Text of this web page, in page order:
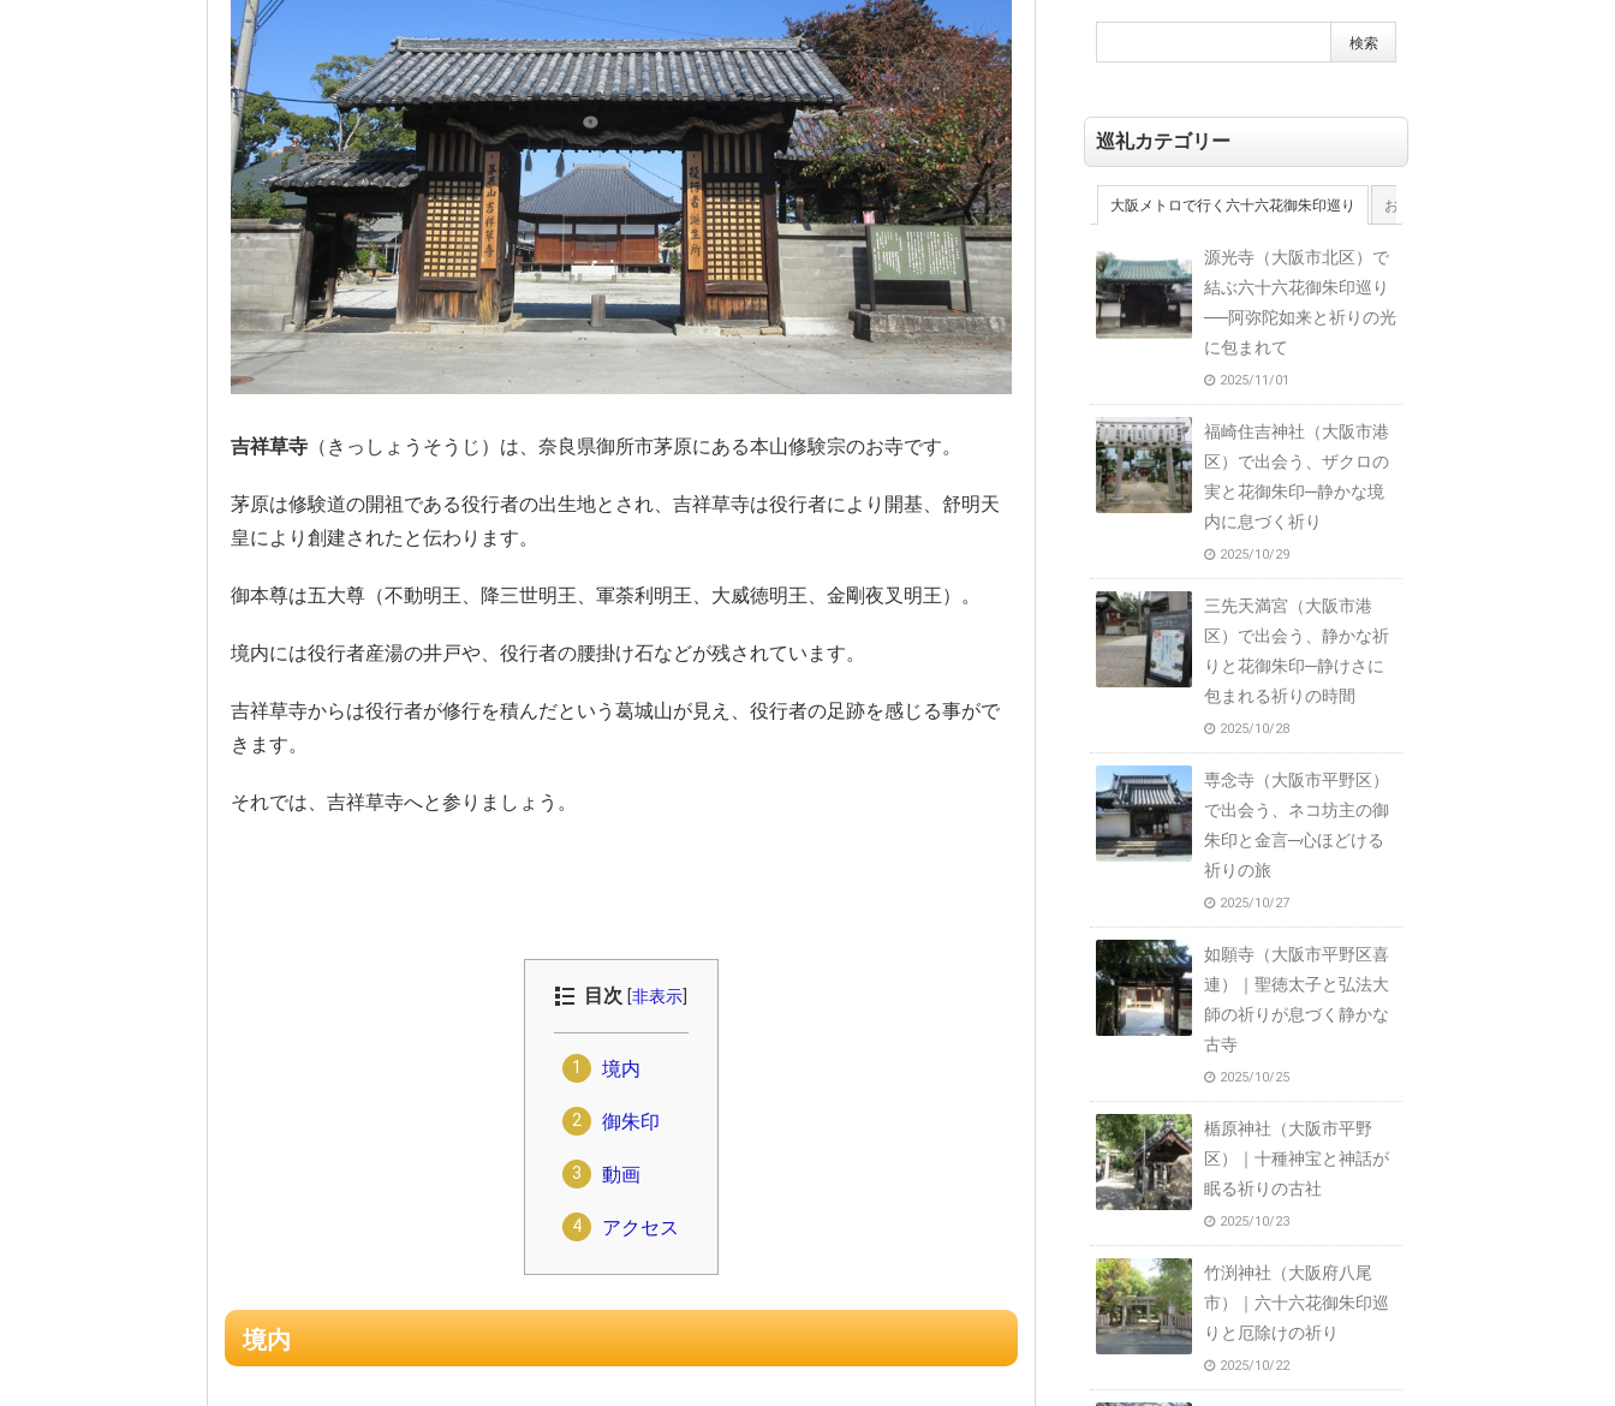
吉祥草寺 （きっしょうそうじ）は、奈良県御所市茅原にある本山修験宗のお寺です。
茅原は修験道の開祖である役行者の出生地とされ、吉祥草寺は役行者により開基、舒明天
皇により創建されたと伝わります。
御本尊は五大尊（不動明王、降三世明王、軍荼利明王、大威徳明王、金剛夜叉明王）。
境内には役行者産湯の井戸や、役行者の腰掛け石などが残されています。
吉祥草寺からは役行者が修行を積んだという葛城山が見え、役行者の足跡を感じる事がで
きます。
それでは、吉祥草寺へと参りましょう。
目次 [非表示
境内
御朱印
動画
アクセス
境内
巡礼カテゴリー
大阪メトロで行く六十六花御朱印巡り おおさか十三佛霊場
源光寺（大阪市北区）で
結ぶ六十六花御朱印巡り
──阿弥陀如来と祈りの光
に包まれて
2025/11/01
福崎住吉神社（大阪市港
区）で出会う、ザクロの
実と花御朱印─静かな境
内に息づく祈り
2025/10/29
三先天満宮（大阪市港
区）で出会う、静かな祈
りと花御朱印─静けさに
包まれる祈りの時間
2025/10/28
専念寺（大阪市平野区）
で出会う、ネコ坊主の御
朱印と金言─心ほどける
祈りの旅
2025/10/27
如願寺（大阪市平野区喜
連）｜聖徳太子と弘法大
師の祈りが息づく静かな
古寺
2025/10/25
楯原神社（大阪市平野
区）｜十種神宝と神話が
眠る祈りの古社
2025/10/23
竹渕神社（大阪府八尾
市）｜六十六花御朱印巡
りと厄除けの祈り
2025/10/22